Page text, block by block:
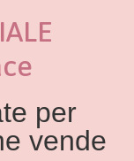
per
vende